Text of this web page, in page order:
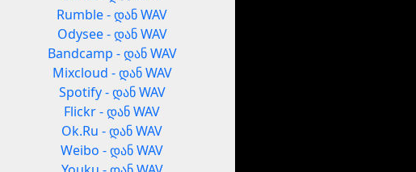
Rumble - დან WAV
Odysee - დან WAV
Bandcamp - დან WAV
Mixcloud - დან WAV
Spotify - დან WAV
Flickr - დან WAV
Ok.Ru - დან WAV
Weibo - დან WAV